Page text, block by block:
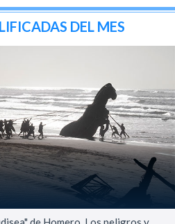
DEL MES